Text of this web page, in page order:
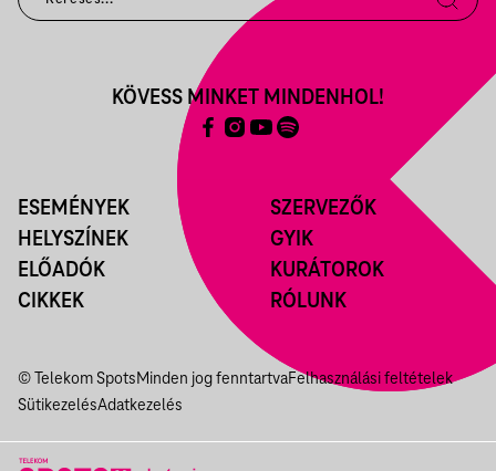
ESEMÉNYEK
HELYSZÍNEK
ELŐADÓK
CIKKEK
SZERVEZŐK
GYIK
KURÁTOROK
RÓLUNK
KÖVESS MINKET MINDENHOL!
© Telekom SpotsMinden jog fenntartvaFelhasználási feltételek
SütikezelésAdatkezelés